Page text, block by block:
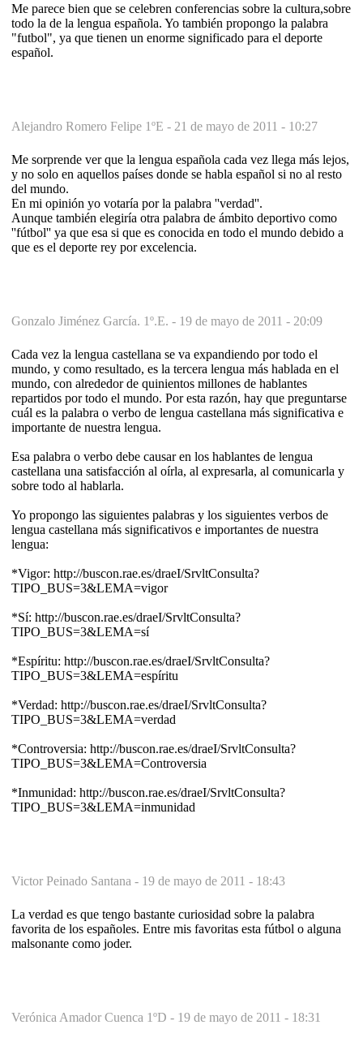
Me parece bien que se celebren conferencias sobre la cultura,sobre
todo la de la lengua española. Yo también propongo la palabra
"futbol", ya que tienen un enorme significado para el deporte
español.
Alejandro Romero Felipe 1ºE - 21 de mayo de 2011 - 10:27
Me sorprende ver que la lengua española cada vez llega más lejos,
y no solo en aquellos países donde se habla español si no al resto
del mundo.
En mi opinión yo votaría por la palabra ''verdad''.
Aunque también elegiría otra palabra de ámbito deportivo como
''fútbol'' ya que esa si que es conocida en todo el mundo debido a
que es el deporte rey por excelencia.
Gonzalo Jiménez García. 1º.E. - 19 de mayo de 2011 - 20:09
Cada vez la lengua castellana se va expandiendo por todo el
mundo, y como resultado, es la tercera lengua más hablada en el
mundo, con alrededor de quinientos millones de hablantes
repartidos por todo el mundo. Por esta razón, hay que preguntarse
cuál es la palabra o verbo de lengua castellana más significativa e
importante de nuestra lengua.
Esa palabra o verbo debe causar en los hablantes de lengua
castellana una satisfacción al oírla, al expresarla, al comunicarla y
sobre todo al hablarla.
Yo propongo las siguientes palabras y los siguientes verbos de
lengua castellana más significativos e importantes de nuestra
lengua:
*Vigor: http://buscon.rae.es/draeI/SrvltConsulta?
TIPO_BUS=3&LEMA=vigor
*Sí: http://buscon.rae.es/draeI/SrvltConsulta?
TIPO_BUS=3&LEMA=sí
*Espíritu: http://buscon.rae.es/draeI/SrvltConsulta?
TIPO_BUS=3&LEMA=espíritu
*Verdad: http://buscon.rae.es/draeI/SrvltConsulta?
TIPO_BUS=3&LEMA=verdad
*Controversia: http://buscon.rae.es/draeI/SrvltConsulta?
TIPO_BUS=3&LEMA=Controversia
*Inmunidad: http://buscon.rae.es/draeI/SrvltConsulta?
TIPO_BUS=3&LEMA=inmunidad
Victor Peinado Santana - 19 de mayo de 2011 - 18:43
La verdad es que tengo bastante curiosidad sobre la palabra
favorita de los españoles. Entre mis favoritas esta fútbol o alguna
malsonante como joder.
Verónica Amador Cuenca 1ºD - 19 de mayo de 2011 - 18:31